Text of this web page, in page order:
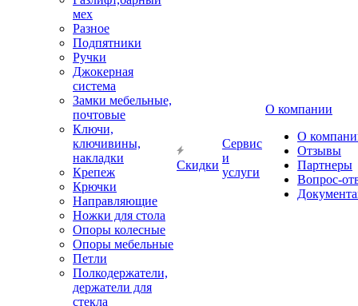
мех
Разное
Подпятники
Ручки
Джокерная
система
Замки мебельные,
почтовые
Ключи,
ключивины,
накладки
Крепеж
Крючки
Направляющие
Ножки для стола
Опоры колесные
Опоры мебельные
Петли
Полкодержатели,
держатели для
стекла
Скидки
Сервис
и
услуги
О компании
О
Отзывы
Партнеры
Вопрос-